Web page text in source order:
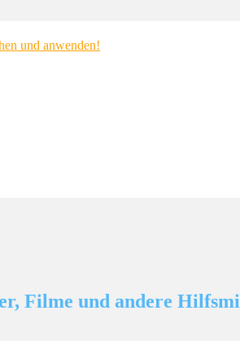
Filme und andere